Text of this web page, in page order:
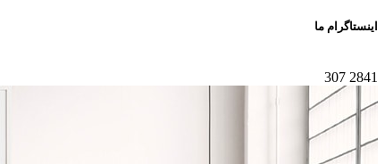
اینستاگرام ما
2841
307